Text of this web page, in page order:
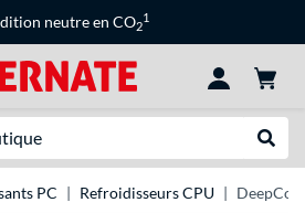
neutre en CO2
1
PC Refroidisseurs CPU